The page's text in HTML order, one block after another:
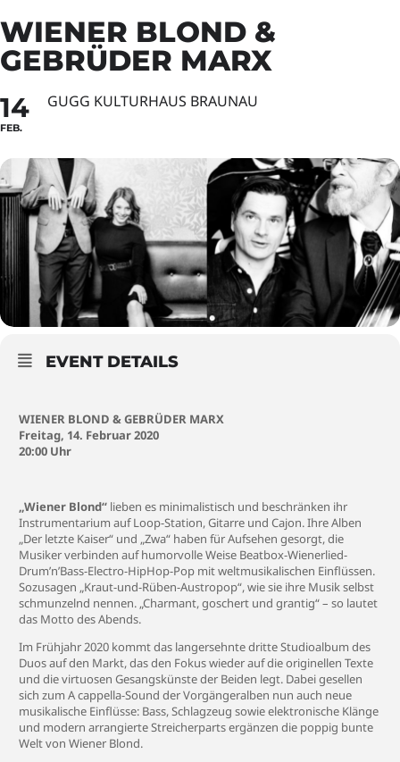
WIENER BLOND &
GEBRÜDER MARX
14
FEB.
GUGG KULTURHAUS BRAUNAU
EVENT DETAILS
WIENER BLOND & GEBRÜDER MARX
Freitag, 14. Februar 2020
20:00 Uhr
„Wiener Blond“ lieben es minimalistisch und beschränken ihr
Instrumentarium auf Loop-Station, Gitarre und Cajon. Ihre Alben
„Der letzte Kaiser“ und „Zwa“ haben für Aufsehen gesorgt, die
Musiker verbinden auf humorvolle Weise Beatbox-Wienerlied-
Drum’n’Bass-Electro-HipHop-Pop mit weltmusikalischen Einflüssen.
Sozusagen „Kraut-und-Rüben-Austropop“, wie sie ihre Musik selbst
schmunzelnd nennen. „Charmant, goschert und grantig“ – so lautet
das Motto des Abends.
Im Frühjahr 2020 kommt das langersehnte dritte Studioalbum des
Duos auf den Markt, das den Fokus wieder auf die originellen Texte
und die virtuosen Gesangskünste der Beiden legt. Dabei gesellen
sich zum A cappella-Sound der Vorgängeralben nun auch neue
musikalische Einflüsse: Bass, Schlagzeug sowie elektronische Klänge
und modern arrangierte Streicherparts ergänzen die poppig bunte
Welt von Wiener Blond.